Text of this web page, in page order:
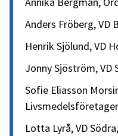
Anders Fröberg, VD
Henrik Sjölund, VD
Jonny Sjöström, VD
Sofie Eliasson
Lotta Lyrå, VD